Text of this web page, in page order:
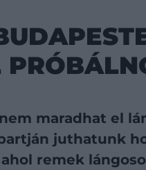
maradhat el
juthatunk
remek